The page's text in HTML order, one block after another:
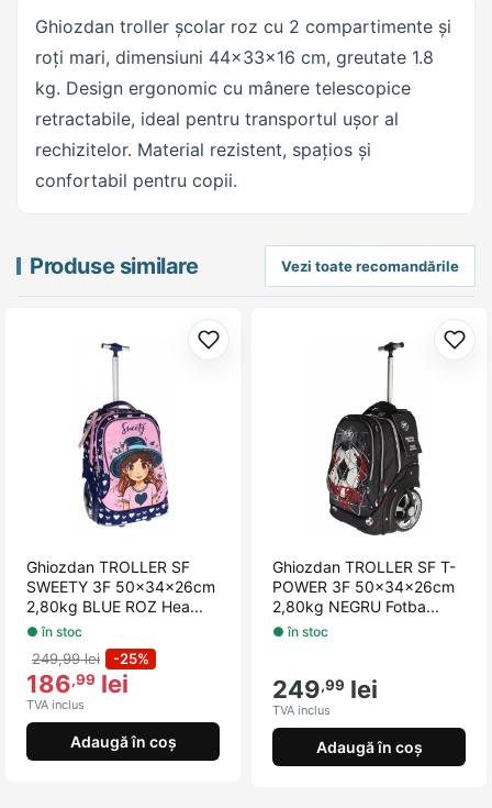
Ghiozdan troller școlar roz cu 2 compartimente și
roți mari, dimensiuni 44×33×16 cm, greutate 1.8
kg. Design ergonomic cu mânere telescopice
retractabile, ideal pentru transportul ușor al
rechizitelor. Material rezistent, spațios și
confortabil pentru copii.
Produse similare Vezi toate recomandările
Adaugă la favorite
Ghiozdan TROLLER SF
SWEETY 3F 50x34x26cm
2,80kg BLUE ROZ Hea...
● în stoc
249,99 lei -25%
186,99 lei
TVA inclus
Adaugă în coș
Ghiozdan TROLLER SF T-
POWER 3F 50x34x26cm
2,80kg NEGRU Fotba...
● în stoc
249,99 lei
TVA inclus
Adaugă în coș